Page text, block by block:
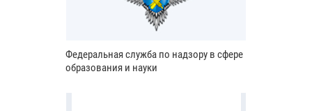
Федеральная служба по надзору в сфере
образования и науки